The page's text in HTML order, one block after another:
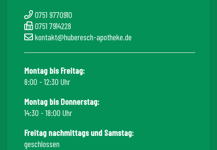
0751 9770910
0751 7914228
kontakt@huberesch-apotheke.de
Montag bis Freitag:
8:00 - 12:30 Uhr
Montag bis Donnerstag:
14:30 - 18:00 Uhr
Freitag nachmittags und Samstag:
geschlossen